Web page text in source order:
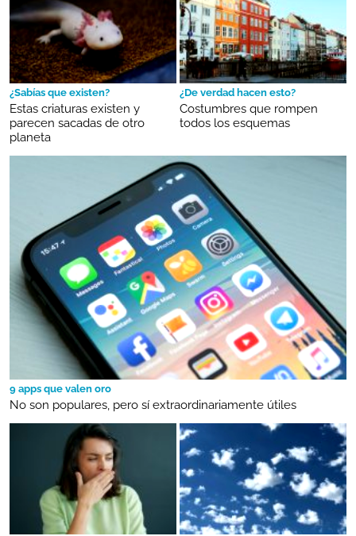
¿Sabías que existen?
Estas criaturas existen y
parecen sacadas de otro
planeta
¿De verdad hacen esto?
Costumbres que rompen
todos los esquemas
9 apps que valen oro
No son populares, pero sí extraordinariamente útiles